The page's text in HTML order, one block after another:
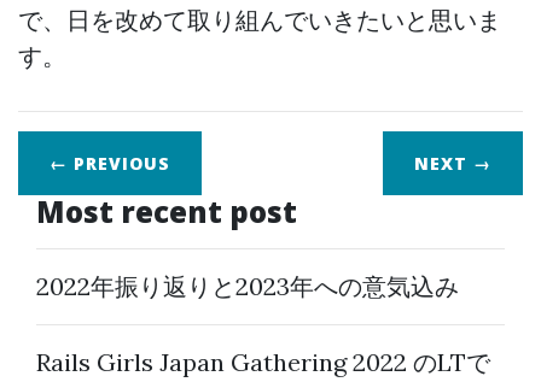
で、日を改めて取り組んでいきたいと思いま
す。
← PREVIOUS NEXT →
Most recent post
2022年振り返りと2023年への意気込み
Rails Girls Japan Gathering 2022 のLTで